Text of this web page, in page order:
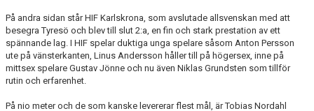
På andra sidan står HIF Karlskrona, som avslutade allsvenskan med att
besegra Tyresö och blev till slut 2:a, en fin och stark prestation av ett
spännande lag. I HIF spelar duktiga unga spelare såsom Anton Persson
ute på vänsterkanten, Linus Andersson håller till på högersex, inne på
mittsex spelare Gustav Jönne och nu även Niklas Grundsten som tillför
rutin och erfarenhet.
På nio meter och de som kanske levererar flest mål, är Tobias Nordahl